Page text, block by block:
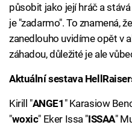
působit jako její hráč a
je "zadarmo". To znamená,
zanedlouho uvidíme opět v
záhadou, důležité je ale
Aktuální sestava
Kirill "ANGE1 " Karasiow
"woxic" Eker Issa "ISSAA"